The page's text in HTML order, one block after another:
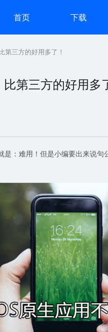
首页 下载
第三方的好用多了！
第三方的好用多
是：难用！但是小编要出来说